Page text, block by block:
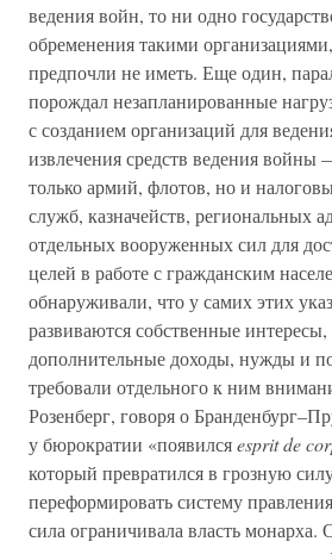
ведения войн, то ни одно
обременения такими
предпочли не иметь. Еще один,
порождал незапланированные
с созданием организаций для
извлечения средств ведения
только армий, флотов, но и
служб, казначейств, региональных
отдельных вооруженных сил для
целей в работе с гражданским
обнаруживали, что у самих этих
развиваются собственные интересы,
дополнительные доходы, нужды и
требовали отдельного к ним
Розенберг, говоря о
у бюрократии «появилсяesprit de
который превратился в грозную
переформировать систему
сила ограничивала власть монарха.